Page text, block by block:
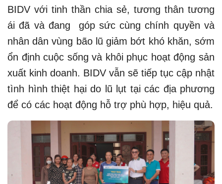
BIDV với tinh thần chia sẻ, tương thân tương
ái đã và đang góp sức cùng chính quyền và
nhân dân vùng bão lũ giảm bớt khó khăn, sớm
ổn định cuộc sống và khôi phục hoạt động sản
xuất kinh doanh. BIDV vẫn sẽ tiếp tục cập nhật
tình hình thiệt hại do lũ lụt tại các địa phương
để có các hoạt động hỗ trợ phù hợp, hiệu quả.